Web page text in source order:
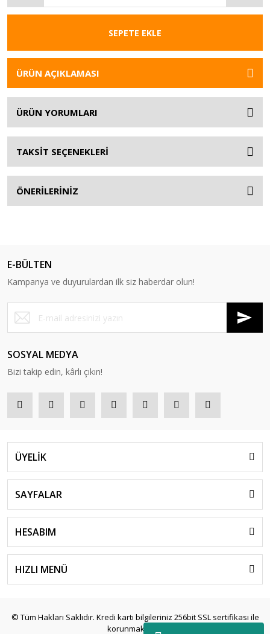
SEPETE EKLE
ÜRÜN AÇIKLAMASI
ÜRÜN YORUMLARI
TAKSİT SEÇENEKLERİ
ÖNERİLERİNİZ
E-BÜLTEN
Kampanya ve duyurulardan ilk siz haberdar olun!
SOSYAL MEDYA
Bizi takip edin, kârlı çıkın!
ÜYELİK
SAYFALAR
HESABIM
HIZLI MENÜ
© Tüm Hakları Saklıdır. Kredi kartı bilgileriniz 256bit SSL sertifikası ile
korunmaktadır.